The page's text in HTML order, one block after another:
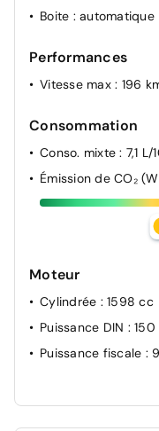
Boite : automatique
Performances
Vitesse max : 196
Consommation
Conso. mixte: 7,1
Émission de CO₂
Moteur
Cylindrée : 1598 cc
Puissance DIN : 150
Puissance fiscale :